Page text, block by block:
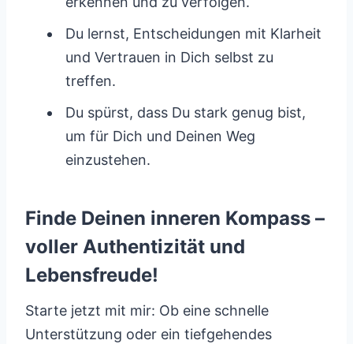
Du lernst, Entscheidungen mit Klarheit
und Vertrauen in Dich selbst zu
treffen.
Du spürst, dass Du stark genug bist,
um für Dich und Deinen Weg
einzustehen.
Finde Deinen inneren Kompass –
voller Authentizität und
Lebensfreude!
Starte jetzt mit mir: Ob eine schnelle
Unterstützung oder ein tiefgehendes